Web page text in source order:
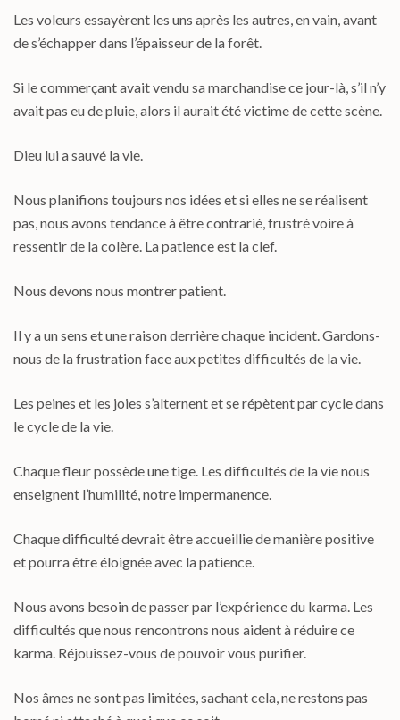
Les voleurs essayèrent les uns après les autres, en vain, avant
de s’échapper dans l’épaisseur de la forêt.
Si le commerçant avait vendu sa marchandise ce jour-là, s’il n’y
avait pas eu de pluie, alors il aurait été victime de cette scène.
Dieu lui a sauvé la vie.
Nous planifions toujours nos idées et si elles ne se réalisent
pas, nous avons tendance à être contrarié, frustré voire à
ressentir de la colère. La patience est la clef.
Nous devons nous montrer patient.
Il y a un sens et une raison derrière chaque incident. Gardons-
nous de la frustration face aux petites difficultés de la vie.
Les peines et les joies s’alternent et se répètent par cycle dans
le cycle de la vie.
Chaque fleur possède une tige. Les difficultés de la vie nous
enseignent l’humilité, notre impermanence.
Chaque difficulté devrait être accueillie de manière positive
et pourra être éloignée avec la patience.
Nous avons besoin de passer par l’expérience du karma. Les
difficultés que nous rencontrons nous aident à réduire ce
karma. Réjouissez-vous de pouvoir vous purifier.
Nos âmes ne sont pas limitées, sachant cela, ne restons pas